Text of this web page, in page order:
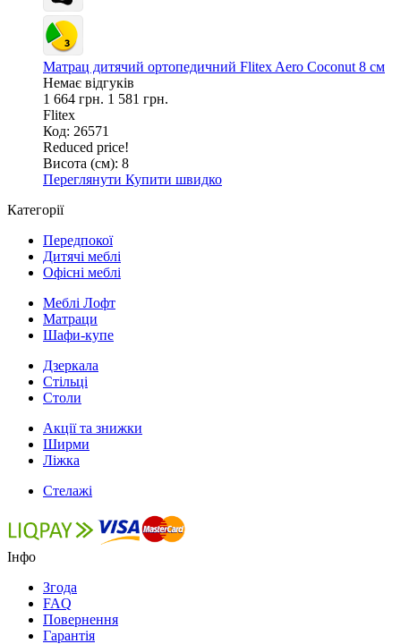
Матрац дитячий ортопедичний Flitex Aero Coconut 8 см
Немає відгуків
1 664 грн. 1 581 грн.
Flitex
Код: 26571
Reduced price!
Висота (см): 8
Переглянути Купити швидко
Категорії
Передпокої
Дитячі меблі
Офісні меблі
Меблі Лофт
Матраци
Шафи-купе
Дзеркала
Стільці
Столи
Акції та знижки
Ширми
Ліжка
Стелажі
Інфо
Згода
FAQ
Повернення
Гарантія